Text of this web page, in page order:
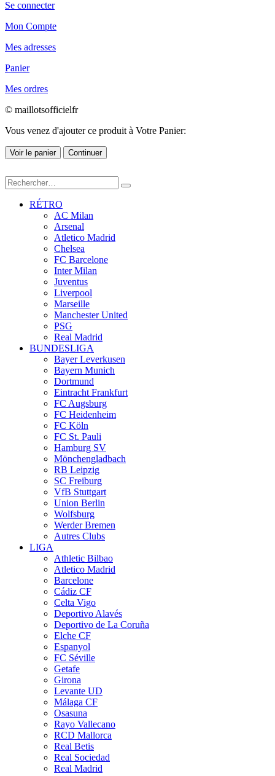
Se connecter
Mon Compte
Mes adresses
Panier
Mes ordres
© maillotsofficielfr
Vous venez d'ajouter ce produit à Votre Panier:
Voir le panier Continuer
RÉTRO
AC Milan
Arsenal
Atletico Madrid
Chelsea
FC Barcelone
Inter Milan
Juventus
Liverpool
Marseille
Manchester United
PSG
Real Madrid
BUNDESLIGA
Bayer Leverkusen
Bayern Munich
Dortmund
Eintracht Frankfurt
FC Augsburg
FC Heidenheim
FC Köln
FC St. Pauli
Hamburg SV
Mönchengladbach
RB Leipzig
SC Freiburg
VfB Stuttgart
Union Berlin
Wolfsburg
Werder Bremen
Autres Clubs
LIGA
Athletic Bilbao
Atletico Madrid
Barcelone
Cádiz CF
Celta Vigo
Deportivo Alavés
Deportivo de La Coruña
Elche CF
Espanyol
FC Séville
Getafe
Girona
Levante UD
Málaga CF
Osasuna
Rayo Vallecano
RCD Mallorca
Real Betis
Real Sociedad
Real Madrid